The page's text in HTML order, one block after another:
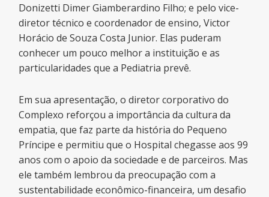
Donizetti Dimer Giamberardino Filho; e pelo vice-
diretor técnico e coordenador de ensino, Victor
Horácio de Souza Costa Junior. Elas puderam
conhecer um pouco melhor a instituição e as
particularidades que a Pediatria prevê.
Em sua apresentação, o diretor corporativo do
Complexo reforçou a importância da cultura da
empatia, que faz parte da história do Pequeno
Príncipe e permitiu que o Hospital chegasse aos 99
anos com o apoio da sociedade e de parceiros. Mas
ele também lembrou da preocupação com a
sustentabilidade econômico-financeira, um desafio